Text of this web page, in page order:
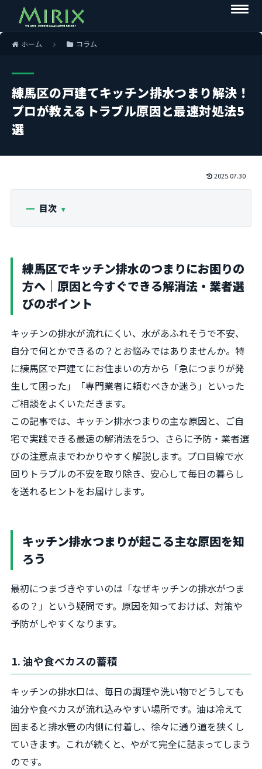
ホーム コラム
練馬区の戸建てキッチン排水つまり解決！
プロが教えるトラブル原因と最速対処法5
選
2025.07.30
目次
練馬区でキッチン排水のつまりにお困りの
方へ｜原因と今すぐできる解消法・業者選
びのポイント
キッチンの排水が流れにくい、水があふれそうで不安、
自分で何とかできるの？とお悩みではありませんか。特
に練馬区で戸建てにお住まいの方から「急につまりが発
生して困った」「専門業者に頼むべきか迷う」といった
ご相談をよくいただきます。
この記事では、キッチン排水つまりの主な原因と、ご自
宅で実践できる最速の解消法を5つ、さらに予防・業者選
びの注意点までわかりやすく解説します。プロ目線で水
回りトラブルの不安を取り除き、安心して毎日の暮らし
を送れるヒントをお届けします。
キッチン排水つまりが起こる主な原因を知
ろう
最初につまづきやすいのは「なぜキッチンの排水がつま
るの？」という疑問です。原因を知っておけば、対策や
予防がしやすくなります。
1. 油や食べカスの蓄積
キッチンの排水口は、毎日の調理や洗い物でどうしても
油分や食べカスが流れ込みやすい場所です。油は冷えて
固まると排水管の内側に付着し、徐々に通り道を狭くし
ていきます。これが続くと、やがて完全に詰まってしまう
のです。